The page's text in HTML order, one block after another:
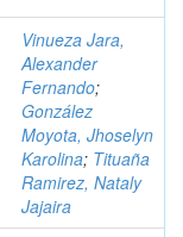
Vinueza Jara,
Alexander
Fernando;
González
Moyota, Jhoselyn
Karolina; Tituaña
Ramirez, Nataly
Jajaira